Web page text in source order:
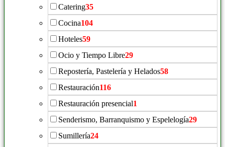
Catering35
Cocina104
Hoteles59
Ocio y Tiempo Libre29
Repostería, Pastelería y Helados58
Restauración116
Restauración presencial1
Senderismo, Barranquismo y Espelelogía29
Sumillería24